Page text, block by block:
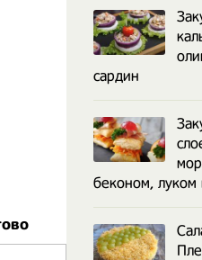
сардин
беконом, луком